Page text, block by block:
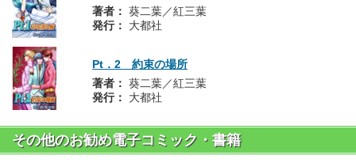
著者： 葵二葉／紅三葉
発行：
大都社
Pt．2 約束の場所
著者： 葵二葉／紅三葉
発行：
大都社
その他のお勧め電子コミック・書籍